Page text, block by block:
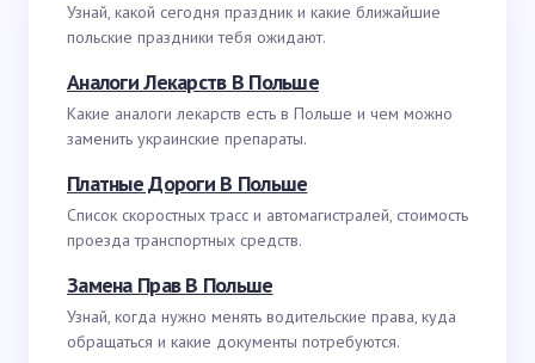
Узнай, какой сегодня праздник и какие ближайшие
польские праздники тебя ожидают.
Аналоги Лекарств В Польше
Какие аналоги лекарств есть в Польше и чем можно
заменить украинские препараты.
Платные Дороги В Польше
Список скоростных трасс и автомагистралей, стоимость
проезда транспортных средств.
Замена Прав В Польше
Узнай, когда нужно менять водительские права, куда
обращаться и какие документы потребуются.